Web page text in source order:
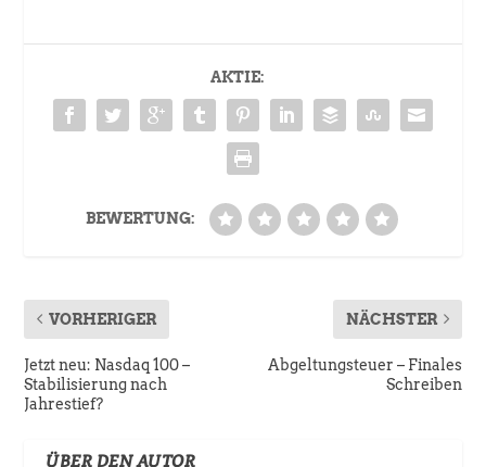
AKTIE:
BEWERTUNG:
VORHERIGER
Jetzt neu: Nasdaq 100 –
Stabilisierung nach
Jahrestief?
NÄCHSTER
Abgeltungsteuer – Finales
Schreiben
ÜBER DEN AUTOR